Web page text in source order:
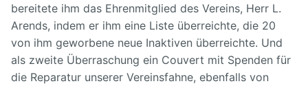
bereitete ihm das Ehrenmitglied des Vereins, Herr L.
Arends, indem er ihm eine Liste überreichte, die 20
von ihm geworbene neue Inaktiven überreichte. Und
als zweite Überraschung ein Couvert mit Spenden für
die Reparatur unserer Vereinsfahne, ebenfalls von